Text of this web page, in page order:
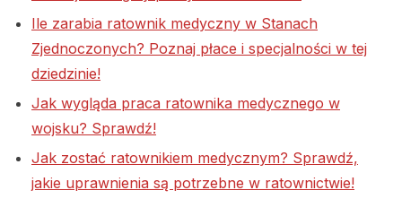
Ile zarabia ratownik medyczny w Stanach
Zjednoczonych? Poznaj płace i specjalności w tej
dziedzinie!
Jak wygląda praca ratownika medycznego w
wojsku? Sprawdź!
Jak zostać ratownikiem medycznym? Sprawdź,
jakie uprawnienia są potrzebne w ratownictwie!